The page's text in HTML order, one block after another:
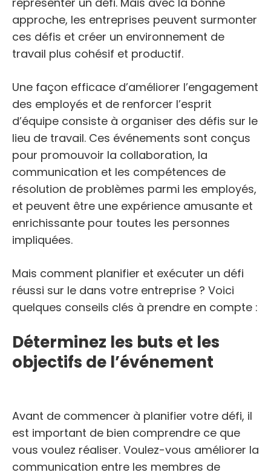
approche, les entreprises peuvent surmonter
ces défis et créer un environnement de
travail plus cohésif et productif.
Une façon efficace d’améliorer l’engagement
des employés et de renforcer l’esprit
d’équipe consiste à organiser des défis sur le
lieu de travail. Ces événements sont conçus
pour promouvoir la collaboration, la
communication et les compétences de
résolution de problèmes parmi les employés,
et peuvent être une expérience amusante et
enrichissante pour toutes les personnes
impliquées.
Mais comment planifier et exécuter un défi
réussi sur le dans votre entreprise ? Voici
quelques conseils clés à prendre en compte :
Déterminez les buts et les
objectifs de l’événement
Avant de commencer à planifier votre défi, il
est important de bien comprendre ce que
vous voulez réaliser. Voulez-vous améliorer la
communication entre les membres de